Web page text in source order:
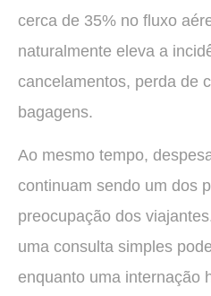
cerca de 35% no fluxo
naturalmente eleva a
cancelamentos, perda de
bagagens.
Ao mesmo tempo,
continuam sendo um dos
preocupação dos
uma consulta simples
enquanto uma internação